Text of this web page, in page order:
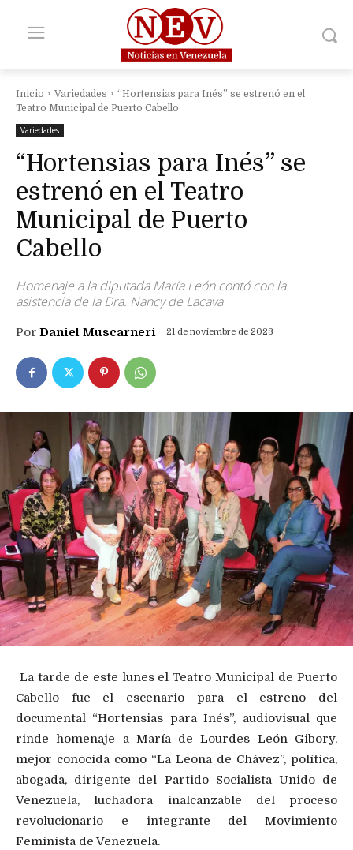
Inicio Variedades
“Hortensias para Inés” se estrenó en el
Teatro Municipal de Puerto Cabello
Variedades
“Hortensias para Inés” se
estrenó en el Teatro
Municipal de Puerto
Cabello
Homenaje a la diputada María León contó con la
asistencia de la Dra. Nancy de Lacava
Por Daniel Muscarneri 21 de noviembre de 2023
La tarde de este lunes el Teatro Municipal de Puerto
Cabello fue el escenario para el estreno del
documental “Hortensias para Inés”, audiovisual que
rinde homenaje a María de Lourdes León Gibory,
mejor conocida como “La Leona de Chávez”, política,
abogada, dirigente del Partido Socialista Unido de
Venezuela, luchadora inalcanzable del proceso
revolucionario e integrante del Movimiento
Feminista de Venezuela.